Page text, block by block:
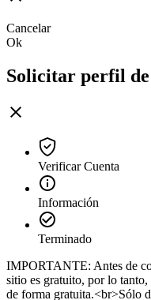
Cancelar
Ok
Solicitar perfil
Verificar Cuenta
Información
Terminado
IMPORTANTE: Antes de
sitio es gratuito, por lo
de forma gratuita.<br>Sólo